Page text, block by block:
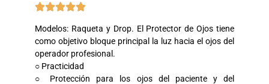

Modelos: Raqueta y Drop. El Protector de Ojos tiene
como objetivo bloque principal la luz hacia el ojos del
operador profesional.
○ Practicidad
○ Protección para los ojos del paciente y del